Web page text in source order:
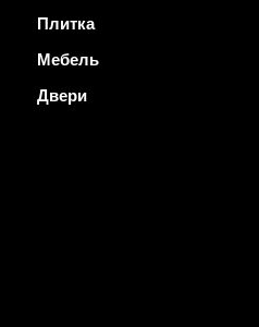
Плитка
Мебель
Двери